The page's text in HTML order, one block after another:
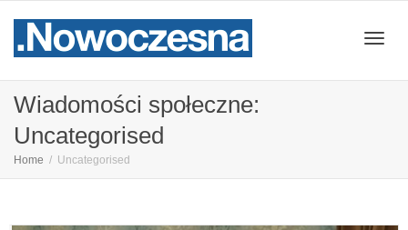
Wiadomości społeczne:
Uncategorised
Home Uncategorised